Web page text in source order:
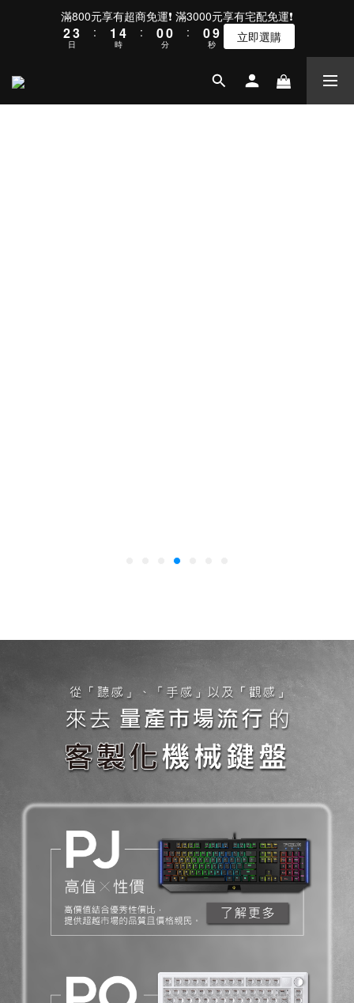
滿800元享有超商免運❗ 滿3000元享有宅配免運❗
3
2
1
4
3
2
日
:
2
1
0
5
4
3
0
時
:
1
0
1
0
分
:
1
09
8
6
5
秒 立即選購